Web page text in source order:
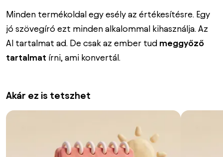
Minden termékoldal egy esély az értékesítésre. Egy
jó szövegíró ezt minden alkalommal kihasználja. Az
AI tartalmat ad. De csak az ember tud meggyőző
tartalmat írni, ami konvertál.
Akár ez is tetszhet